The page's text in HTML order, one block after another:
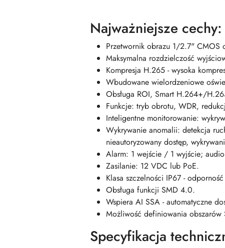
Najważniejsze cechy:
Przetwornik obrazu 1/2.7" CMOS
Maksymalna rozdzielczość
Kompresja H.265 - wysoka
Wbudowane wielordzeniowe
Obsługa ROI, Smart H.264+/
Funkcje: tryb obrotu, WDR,
Inteligentne monitorowanie:
Wykrywanie anomalii: detekcja
nieautoryzowany dostęp,
Alarm: 1 wejście / 1 wyjście;
Zasilanie: 12 VDC lub PoE.
Klasa szczelności IP67 -
Obsługa funkcji SMD 4.0.
Wspiera AI SSA - automatyczne
Możliwość definiowania obszarów
Specyfikacja